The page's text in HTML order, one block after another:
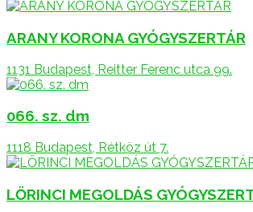
ARANY KORONA GYÓGYSZERTÁR
1131 Budapest, Reitter Ferenc utca 99.
066. sz. dm
1118 Budapest, Rétköz út 7.
LŐRINCI MEGOLDÁS